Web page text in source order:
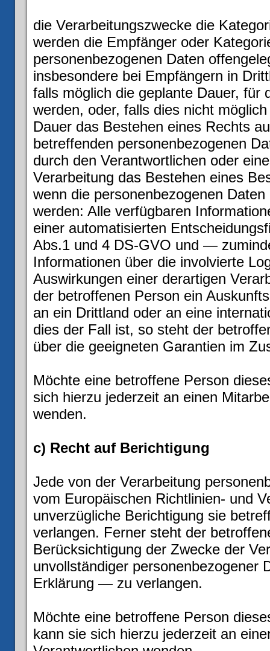
die Verarbeitungszwecke die
werden die Empfänger oder
personenbezogenen Daten
insbesondere bei Empfängern in
falls möglich die geplante Dauer, für
werden, oder, falls dies nicht
Dauer das Bestehen eines Rechts
betreffenden personenbezogenen
durch den Verantwortlichen oder
Verarbeitung das Bestehen eines
wenn die personenbezogenen
werden: Alle verfügbaren
einer automatisierten
Abs.1 und 4 DS-GVO und —
Informationen über die involvierte
Auswirkungen einer derartigen
der betroffenen Person ein
an ein Drittland oder an eine
dies der Fall ist, so steht der
über die geeigneten Garantien im
Möchte eine betroffene Person
sich hierzu jederzeit an einen
wenden.
c) Recht auf Berichtigung
Jede von der Verarbeitung
vom Europäischen Richtlinien- und
unverzügliche Berichtigung sie
verlangen. Ferner steht der
Berücksichtigung der Zwecke der
unvollständiger
Erklärung — zu verlangen.
Möchte eine betroffene Person
kann sie sich hierzu jederzeit an